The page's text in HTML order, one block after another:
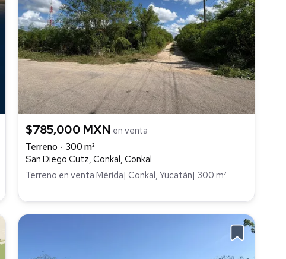
$785,000 MXN en venta
Terreno
300 m²
San Diego Cutz, Conkal, Conkal
Terreno en venta Mérida| Conkal, Yucatán| 300 m²